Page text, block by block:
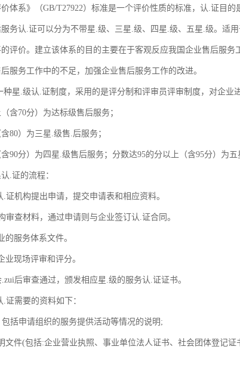
价体系》（GB/T27922）标准是一个评价性质的标准，认.证目
服务认.证可以分为不带星.级、三星.级、四星.级、五星.级。适
评价。建立该体系的目的主要在于客观反应我国企业售后服
服务工作中的不足，加强企业售后服务工作的改进。
星.级认.证制度，采用的是评分制和评审员评审制度，对企业
含70分）为达标级售后服务；
80）为三星.级售.后服务；
90分）为四星.级售后服务；分数达95的分以上（含95分）为五
.证的流程：
.证机构提出申请，提交申请表和相应资料。
审查材料，通过申请则与企业签订认.证合同。
的服务体系文件。
业现场评审和评分。
后审查通过，颁发相应星.级的服务认.证证书。
证需要的资料如下：
括申请组织的服务提供活动等情况的说明;
文件(包括:企业营业执照、事业单位法人证书、社会团体登记